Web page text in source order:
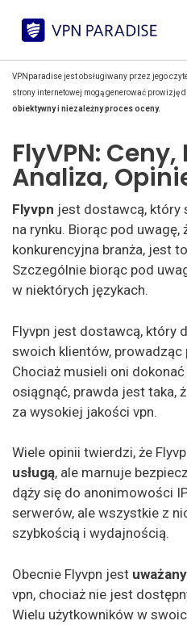
VPNparadise jest obsługiwany przez jego
strony internetowej mogą generować prowizję
obiektywny i niezależny proces oceny.
FlyVPN:
Analiza,
Flyvpn jest dostawcą, który
na rynku. Biorąc pod
konkurencyjna branża, jest
Szczególnie biorąc pod
w niektórych językach.
Flyvpn jest dostawcą, który
swoich klientów, prowadząc
Chociaż musieli oni
osiągnąć, prawda jest taka,
za wysokiej jakości vpn.
Wiele opinii twierdzi, że
usługą, ale marnuje
dąży się do anonimowości
serwerów, ale wszystkie z
szybkością i wydajnością.
Obecnie Flyvpn jest
vpn, chociaż nie jest
Wielu użytkowników w